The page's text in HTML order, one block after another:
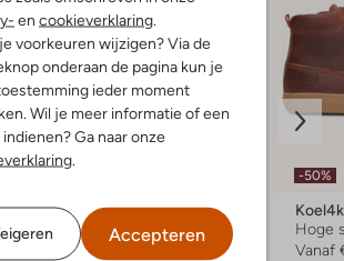
en cookieverklaring
voorkeuren wijzigen? Via de
onderaan de pagina kun je
ieder moment
Wil je meer informatie of een
Ga naar onze
Accepteren
Lötiekids
Legging
€ 15,99
-50%
Hoge
Vanaf